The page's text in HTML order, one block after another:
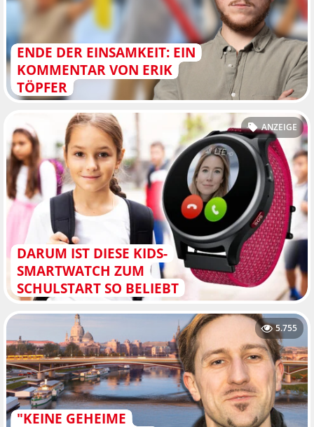
ENDE DER EINSAMKEIT: EIN
KOMMENTAR VON ERIK
TÖPFER
DARUM IST DIESE KIDS-
SMARTWATCH ZUM
SCHULSTART SO BELIEBT
ANZEIGE
"KEINE GEHEIME
5.755